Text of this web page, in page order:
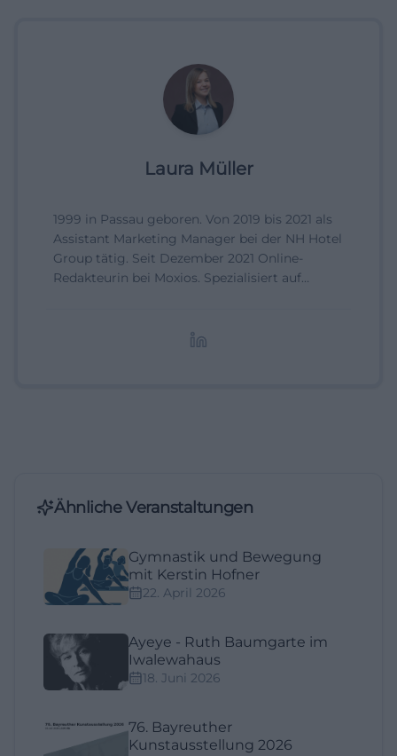
Laura Müller
1999 in Passau geboren. Von 2019 bis 2021 als
Assistant Marketing Manager bei der NH Hotel
Group tätig. Seit Dezember 2021 Online-
Redakteurin bei Moxios. Spezialisiert auf
Ähnliche Veranstaltungen
Gymnastik und Bewegung
mit Kerstin Hofner
22. April 2026
Ayeye - Ruth Baumgarte im
Iwalewahaus
18. Juni 2026
76. Bayreuther
Kunstausstellung 2026